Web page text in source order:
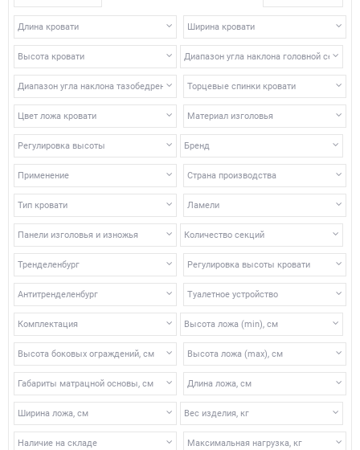
как дома, так и в условиях медицинских и
оздоровительных учреждений. Стоит обратить
внимание на наличие различных комплектующих, с
помощью которых реабилитация или лечение для
пациента будут протекать в максимально комфортных
условиях.
Длина кровати Ширина кровати
Высота кровати Диапазон угла наклона головной секции
Торцевые спинки кровати
Диапазон угла наклона тазобедренной секции
Цвет ложа кровати Материал изголовья
Регулировка высоты Бренд
Страна производства
Применение
Тип кровати Ламели
Панели изголовья и изножья Количество секций
Регулировка высоты кровати
Тренделенбург
Антитренделенбург Туалетное устройство
Комплектация Высота ложа (min), см
Высота ложа (max), см
Высота боковых ограждений, см
Габариты матрацной основы, см Длина ложа, см
Ширина ложа, см Вес изделия, кг
Максимальная нагрузка, кг
Наличие на складе